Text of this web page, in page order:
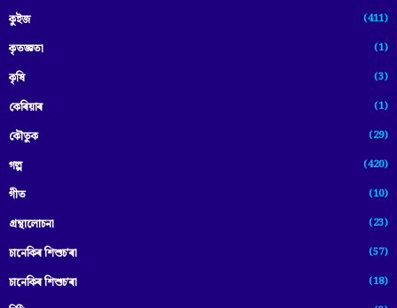
কুইজ (411)
কৃতজ্ঞতা (1)
কৃষি (3)
কেৰিয়াৰ (1)
কৌতুক (29)
গল্প (420)
গীত (10)
গ্ৰন্থালোচনা (23)
চানেকিৰ শিশুচ'ৰা (57)
চানেকিৰ শিশুচ’ৰা (18)